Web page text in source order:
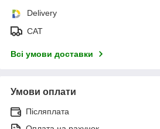
Delivery
САТ
Всі умови доставки
Умови оплати
Післяплата